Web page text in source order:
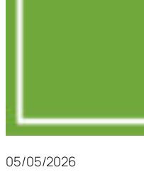
05/05/2026